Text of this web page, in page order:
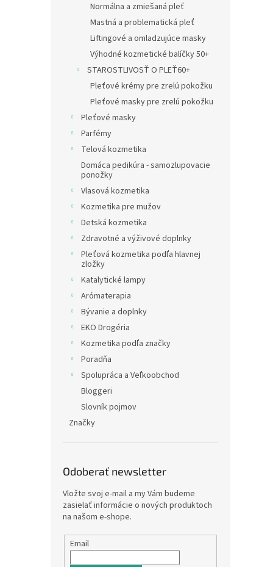
Normálna a zmiešaná pleť
Mastná a problematická pleť
Liftingové a omladzujúce masky
Výhodné kozmetické balíčky 50+
STAROSTLIVOSŤ O PLEŤ60+
Pleťové krémy pre zrelú pokožku
Pleťové masky pre zrelú pokožku
Pleťové masky
Parfémy
Telová kozmetika
Domáca pedikúra - samozlupovacie
ponožky
Vlasová kozmetika
Kozmetika pre mužov
Detská kozmetika
Zdravotné a výživové doplnky
Pleťová kozmetika podľa hlavnej
zložky
Katalytické lampy
Arómaterapia
Bývanie a doplnky
EKO Drogéria
Kozmetika podľa značky
Poradňa
Spolupráca a Veľkoobchod
Bloggeri
Slovník pojmov
Značky
Odoberať newsletter
Vložte svoj e-mail a my Vám budeme
zasielať informácie o nových produktoch
na našom e-shope.
Email